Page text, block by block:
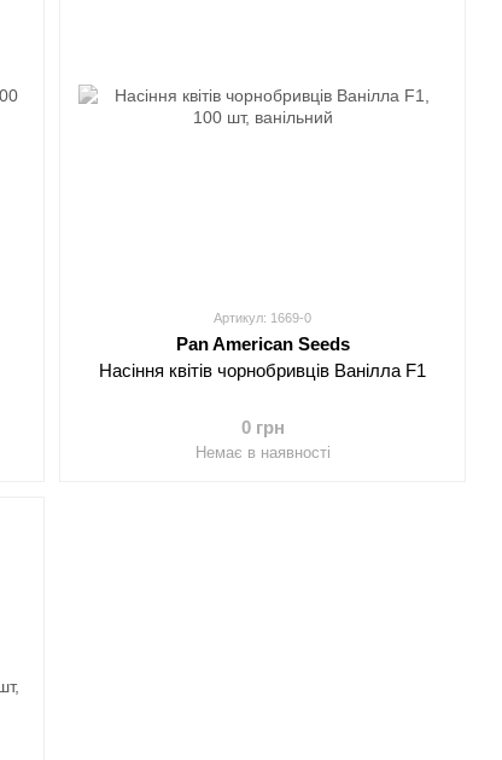
Артикул: 1669-0
Pan American Seeds
Насіння квітів чорнобривців Ванілла F1
0 грн
Немає в наявності